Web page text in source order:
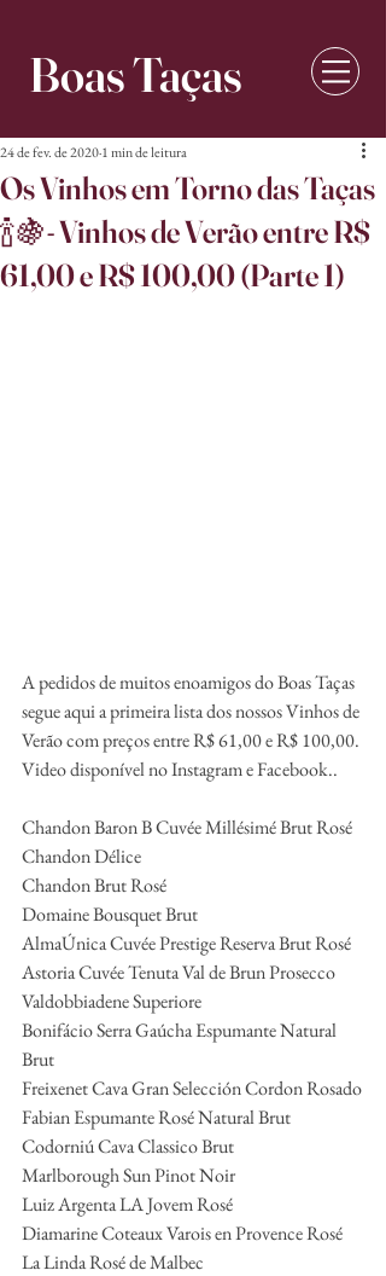
Boas Taças
Os Vinhos em Torno das Taças
🍾🍇- Vinhos de Verão entre R$
61,00 e R$ 100,00 (Parte 1)
24 de fev. de 20201 min de leitura
A pedidos de muitos enoamigos do Boas Taças
segue aqui a primeira lista dos nossos Vinhos de
Verão com preços entre R$ 61,00 e R$ 100,00.
Video disponível no Instagram e Facebook..
Chandon Baron B Cuvée Millésimé Brut Rosé
Chandon Délice
Chandon Brut Rosé
Domaine Bousquet Brut
AlmaÚnica Cuvée Prestige Reserva Brut Rosé
Astoria Cuvée Tenuta Val de Brun Prosecco
Valdobbiadene Superiore
Bonifácio Serra Gaúcha Espumante Natural
Brut
Freixenet Cava Gran Selección Cordon Rosado
Fabian Espumante Rosé Natural Brut
Codorniú Cava Classico Brut
Marlborough Sun Pinot Noir
Luiz Argenta LA Jovem Rosé
Diamarine Coteaux Varois en Provence Rosé
La Linda Rosé de Malbec